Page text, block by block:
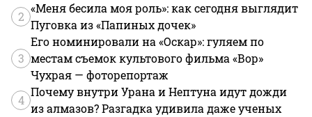
2
«Меня бесила моя роль»: как сегодня выглядит
Пуговка из «Папиных дочек»
3
Его номинировали на «Оскар»: гуляем по
местам съемок культового фильма «Вор»
Чухрая — фоторепортаж
4
Почему внутри Урана и Нептуна идут дожди
из алмазов? Разгадка удивила даже ученых